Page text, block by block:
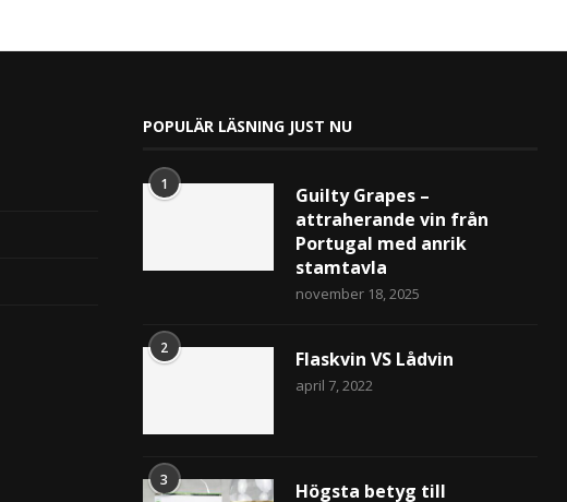
POPULÄR LÄSNING JUST NU
1
Guilty Grapes –
attraherande vin från
Portugal med anrik
stamtavla
november 18, 2025
2 Flaskvin VS Lådvin
april 7, 2022
3 Högsta betyg till